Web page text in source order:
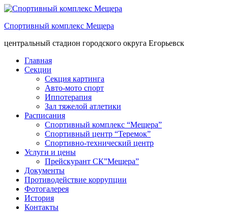
Спортивный комплекс Мещера
центральный стадион городского округа Егорьевск
Главная
Секции
Секция картинга
Авто-мото спорт
Иппотерапия
Зал тяжелой атлетики
Расписания
Спортивный комплекс “Мещера”
Спортивный центр “Теремок”
Спортивно-технический центр
Услуги и цены
Прейскурант СК”Мещера”
Документы
Противодействие коррупции
Фотогалерея
История
Контакты